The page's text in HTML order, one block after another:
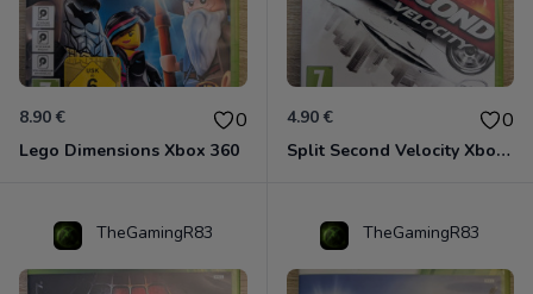
8.90 € 0
Lego Dimensions Xbox 360
4.90 € 0
Split Second Velocity Xbox 360
TheGamingR83 TheGamingR83